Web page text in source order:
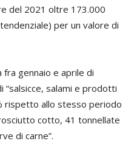
del 2021 oltre 173.000
per un valore di
fra gennaio e aprile di
“salsicce, salami e prodotti
rispetto allo stesso periodo
cotto, 41 tonnellate
di carne”.